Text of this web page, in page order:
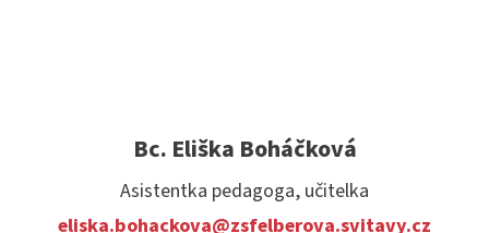
Bc. Eliška Boháčková
Asistentka pedagoga, učitelka
eliska.bohackova@zsfelberova.svitavy.cz